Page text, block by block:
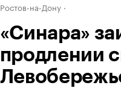
Ростов-на-Дону
«Синара»
продлении